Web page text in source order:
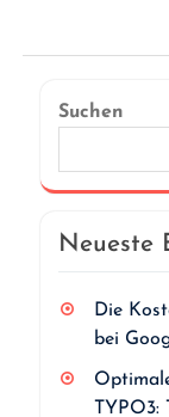
Suchen
Neueste
Die
bei